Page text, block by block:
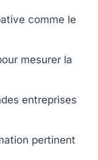
comme le
mesurer la
entreprises
pertinent